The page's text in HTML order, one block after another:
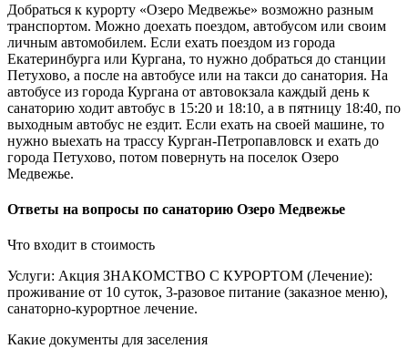
Добраться к курорту «Озеро Медвежье» возможно разным
транспортом. Можно доехать поездом, автобусом или своим
личным автомобилем. Если ехать поездом из города
Екатеринбурга или Кургана, то нужно добраться до станции
Петухово, а после на автобусе или на такси до санатория. На
автобусе из города Кургана от автовокзала каждый день к
санаторию ходит автобус в 15:20 и 18:10, а в пятницу 18:40, по
выходным автобус не ездит. Если ехать на своей машине, то
нужно выехать на трассу Курган-Петропавловск и ехать до
города Петухово, потом повернуть на поселок Озеро
Медвежье.
Ответы на вопросы по санаторию Озеро Медвежье
Что входит в стоимость
Услуги: Акция ЗНАКОМСТВО С КУРОРТОМ (Лечение):
проживание от 10 суток, 3-разовое питание (заказное меню),
санаторно-курортное лечение.
Какие документы для заселения